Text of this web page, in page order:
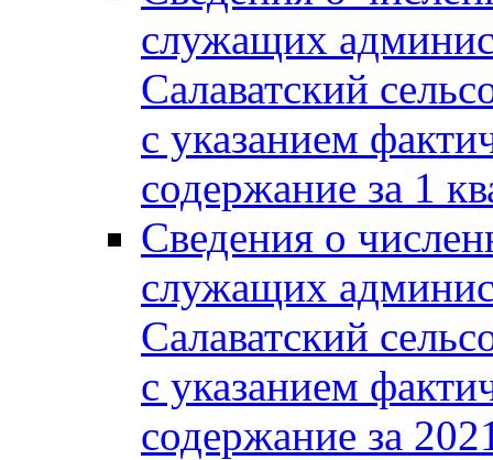
служащих
Салаватский
с указанием
содержание за 1
Сведения о
служащих
Салаватский
с указанием
содержание за